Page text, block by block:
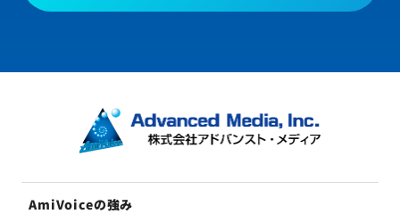
AmiVoiceの強み